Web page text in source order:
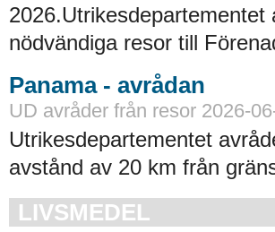
nödvändiga resor till
Panama - avrådan
UD avråder från resor 2026-
Utrikesdepartementet
avstånd av 20 km från
LIVSMEDEL